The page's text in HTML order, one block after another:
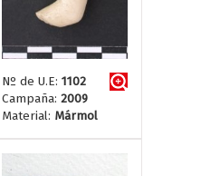
Nº de U.E: 1102
Campaña: 2009
Material: Mármol